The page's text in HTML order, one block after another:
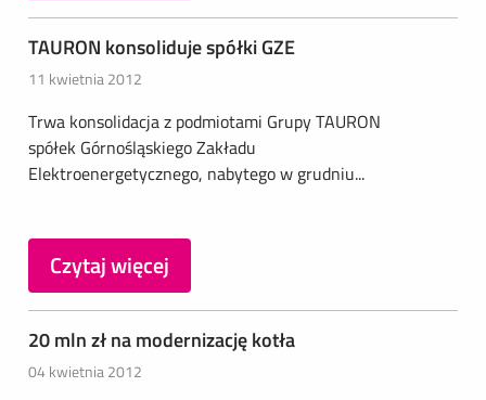
TAURON konsoliduje spółki GZE
11 kwietnia 2012
Trwa konsolidacja z podmiotami Grupy TAURON
spółek Górnośląskiego Zakładu
Elektroenergetycznego, nabytego w grudniu...
Czytaj więcej
20 mln zł na modernizację kotła
04 kwietnia 2012